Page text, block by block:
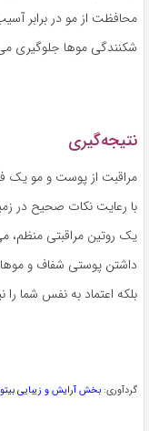
محافظت از مو در برابر
شکنندگی موها جلوگیری
نتیجه‌گیری
مراقبت از پوست و مو یک
با رعایت نکات صحیح در
یک روتین مراقبتی منظم،
داشتن پوستی شفاف و
بلکه اعتماد به نفس شما
گردآوری: بخش آرایش و زیبایی